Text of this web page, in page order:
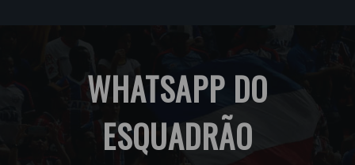
WHATSAPP DO
ESQUADRÃO